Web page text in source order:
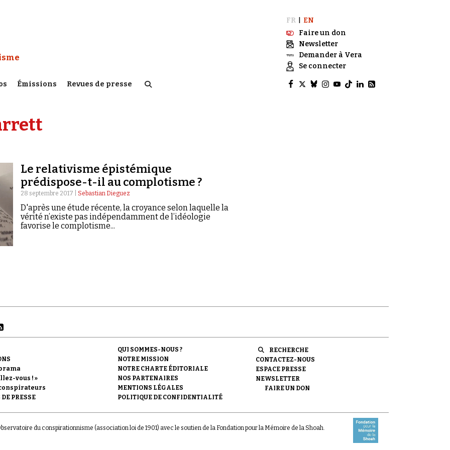
:
Émissions Revues de presse
FR
EN
Faire un don
Newsletter
Demander à Vera
Se connecter
Le relativisme épistémique
prédispose-t-il au complotisme ?
28 septembre 2017 | Sebastian Dieguez
D'après une étude récente, la croyance selon laquelle la
vérité n’existe pas indépendamment de l’idéologie
favorise le complotisme...
vous ! »
PRESSE
QUI SOMMES-NOUS ?
NOTRE MISSION
NOTRE CHARTE ÉDITORIALE
NOS PARTENAIRES
MENTIONS LÉGALES
POLITIQUE DE CONFIDENTIALITÉ
RECHERCHE
CONTACTEZ-NOUS
ESPACE PRESSE
NEWSLETTER
FAIRE UN DON
du conspirationnisme (association loi de 1901) avec le soutien de la Fondation pour la Mémoire de la Shoah.